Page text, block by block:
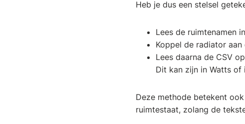
Heb je dus een stelsel
Lees de ruimtenamen
Koppel de radiator
Lees daarna de CSV
Dit kan zijn in Watts of
Deze methode betekent
ruimtestaat, zolang de